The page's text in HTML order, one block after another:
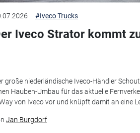
#Iveco Trucks
Iveco Strator kommt
große niederländische Iveco-Händler
Hauben-Umbau für das aktuelle
von Iveco vor und knüpft damit an eine
Jan Burgdorf